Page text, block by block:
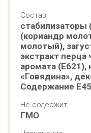
Состав
стабилизаторы
(кориандр
молотый),
экстракт перца
аромата (Е621),
«Говядина»,
Содержание
Не содержит
ГМО